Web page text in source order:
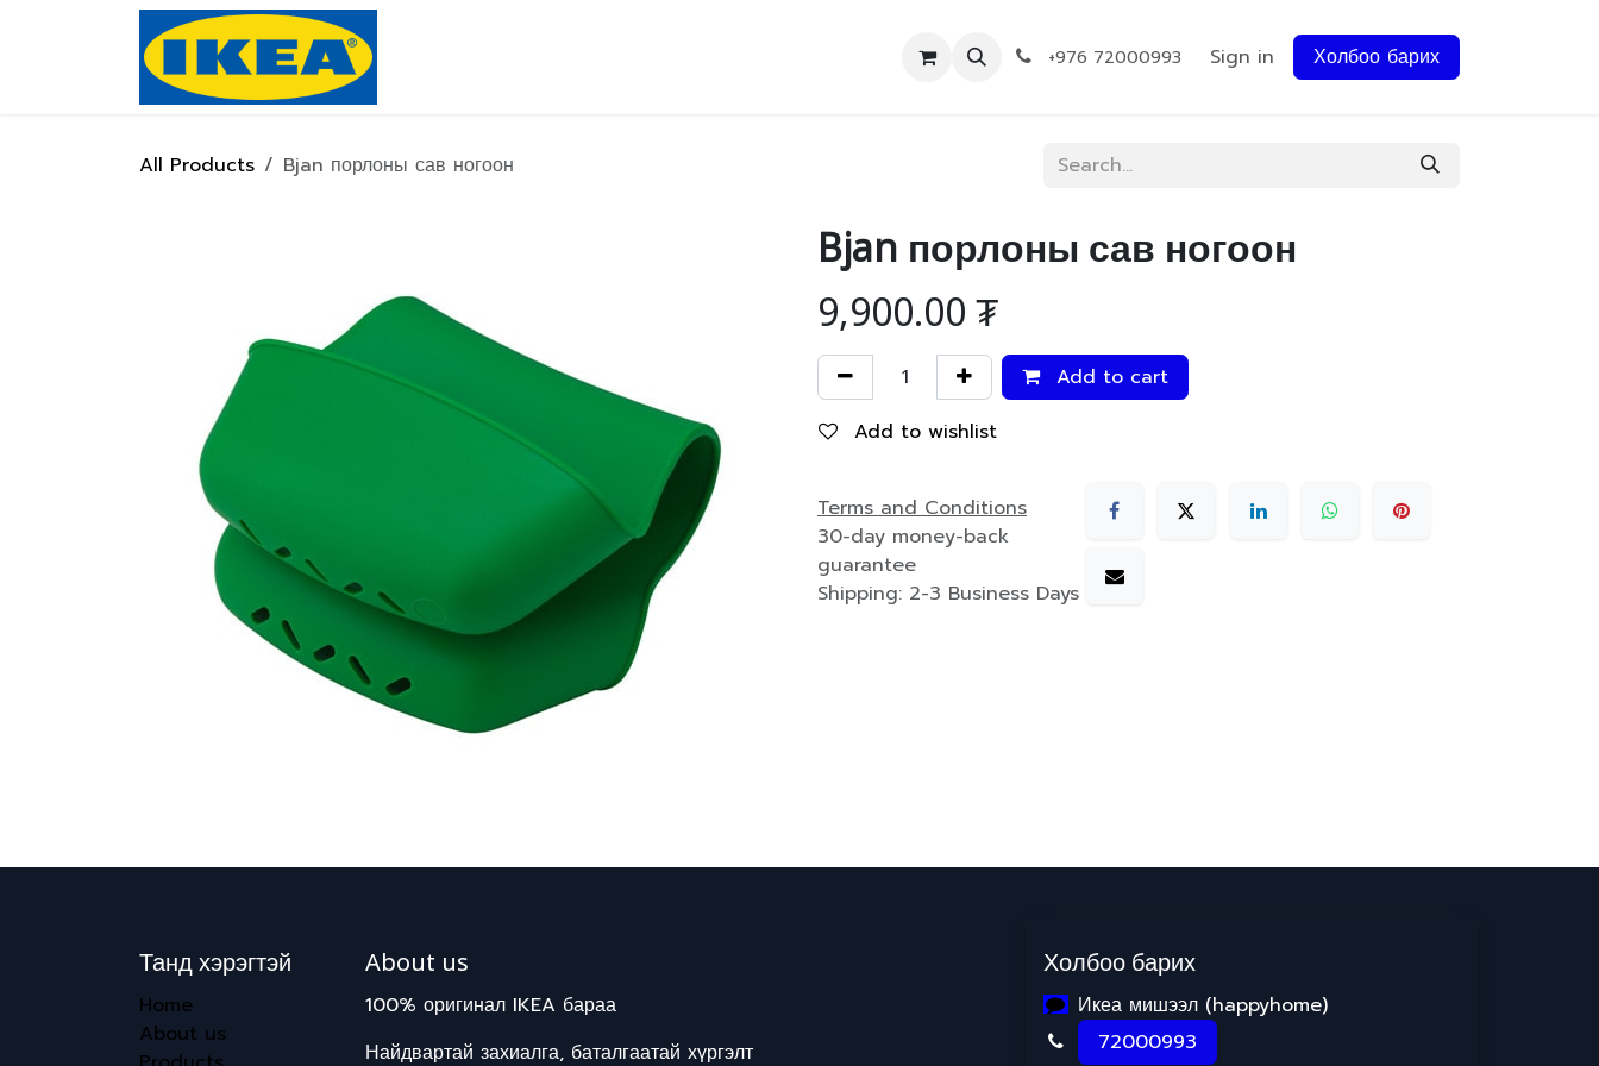
Skip to Content
+976 72000993 Sign in Холбоо барих
All Products Bjan порлоны сав ногоон
Bjan порлоны сав ногоон
9,900.00₮
Add to cart
Add to wishlist
Terms and Conditions
30-day money-back
guarantee
Shipping: 2-3 Business Days
Танд хэрэгтэй
Home
About us
About us
100% оригинал IKEA бараа
Найдвартай захиалга, баталгаатай хүргэлт
Холбоо барих
Икеа мишээл (happyhome)
72000993